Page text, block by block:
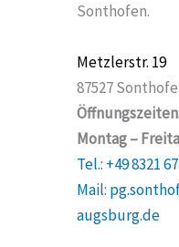
Sonthofen.
Metzlerstr. 19
87527
Montag –
Tel.: +49 8321
Mail:
augsburg.de